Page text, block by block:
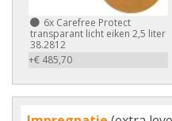
6x Carefree Protect
transparant licht eiken 2,5 liter
38.2812
+€ 485,70